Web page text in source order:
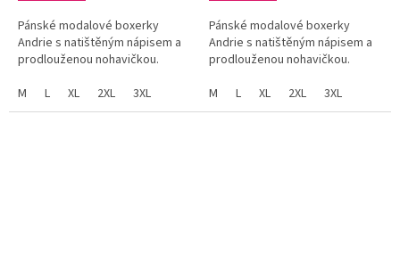
Pánské modalové boxerky
Andrie s natištěným nápisem a
prodlouženou nohavičkou.
M
L XL 2XL 3XL
Pánské modalové boxerky
Andrie s natištěným nápisem a
prodlouženou nohavičkou.
M
L XL 2XL 3XL